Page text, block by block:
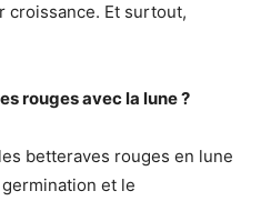
croissance. Et surtout,
rouges avec la lune ?
betteraves rouges en lune
et le